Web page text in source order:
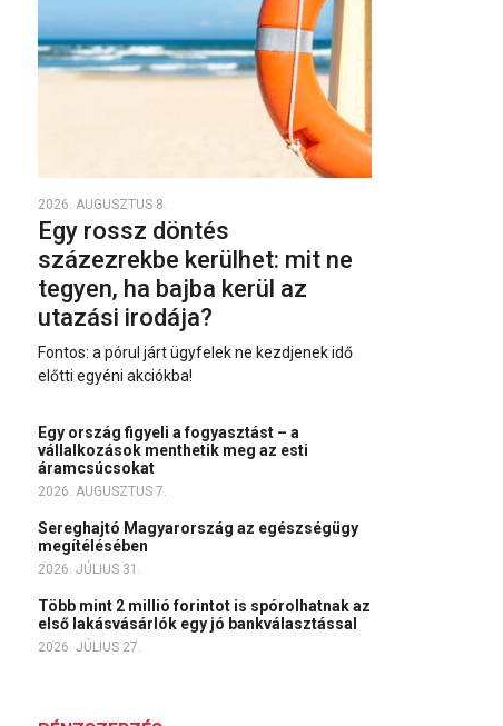
2026. AUGUSZTUS 8.
Egy rossz döntés
százezrekbe kerülhet: mit ne
tegyen, ha bajba kerül az
utazási irodája?
Fontos: a pórul járt ügyfelek ne kezdjenek idő
előtti egyéni akciókba!
Egy ország figyeli a fogyasztást – a
vállalkozások menthetik meg az esti
áramcsúcsokat
2026. AUGUSZTUS 7.
Sereghajtó Magyarország az egészségügy
megítélésében
2026. JÚLIUS 31.
Több mint 2 millió forintot is spórolhatnak az
első lakásvásárlók egy jó bankválasztással
2026. JÚLIUS 27.